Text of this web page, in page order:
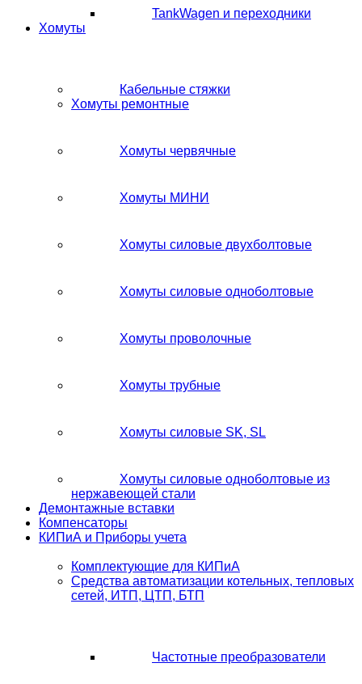
TankWagen и переходники
Хомуты
Кабельные стяжки
Хомуты ремонтные
Хомуты червячные
Хомуты МИНИ
Хомуты силовые двухболтовые
Хомуты силовые одноболтовые
Хомуты проволочные
Хомуты трубные
Хомуты силовые SK, SL
Хомуты силовые одноболтовые из
нержавеющей стали
Демонтажные вставки
Компенсаторы
КИПиА и Приборы учета
Комплектующие для КИПиА
Средства автоматизации котельных, тепловых
сетей, ИТП, ЦТП, БТП
Частотные преобразователи